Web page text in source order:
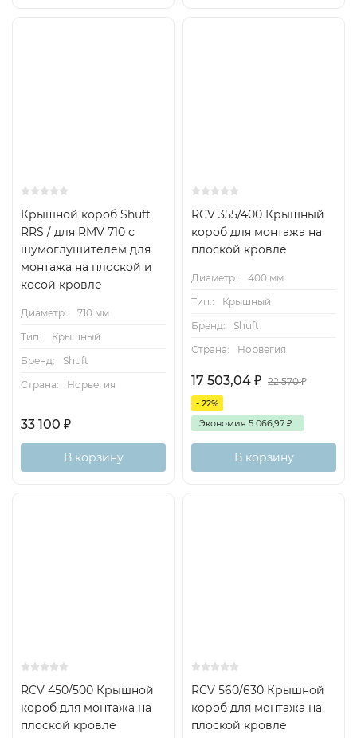
Крышной короб Shuft
RRS / для RMV 710 с
шумоглушителем для
монтажа на плоской и
косой кровле
Диаметр.:
710 мм
Тип.:
Крышный
Бренд:
Shuft
Страна:
Норвегия
33 100 ₽
В корзину
RCV 355/400 Крышный
короб для монтажа на
плоской кровле
Диаметр.:
400 мм
Тип.:
Крышный
Бренд:
Shuft
Страна:
Норвегия
17 503,04 ₽ 22 570₽
- 22%
Экономия 5 066,97 ₽
В корзину
RCV 450/500 Крышной
короб для монтажа на
плоской кровле
RCV 560/630 Крышной
короб для монтажа на
плоской кровле